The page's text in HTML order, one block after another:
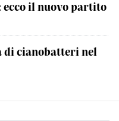
il nuovo partito
di cianobatteri nel